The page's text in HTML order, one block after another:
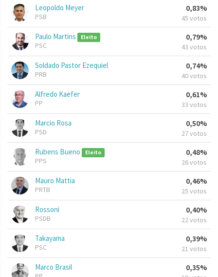
Leopoldo Meyer
PSB
0,83%
45 votos
Paulo Martins Eleito
PSC
0,79%
43 votos
Soldado Pastor Ezequiel
PRB
0,74%
40 votos
Alfredo Kaefer
PP
0,61%
33 votos
Marcio Rosa
PSD
0,50%
27 votos
Rubens Bueno Eleito
PPS
0,48%
26 votos
Mauro Mattia
PRTB
0,46%
25 votos
Rossoni
PSDB
0,40%
22 votos
Takayama
PSC
0,39%
21 votos
Marco Brasil 0,35%